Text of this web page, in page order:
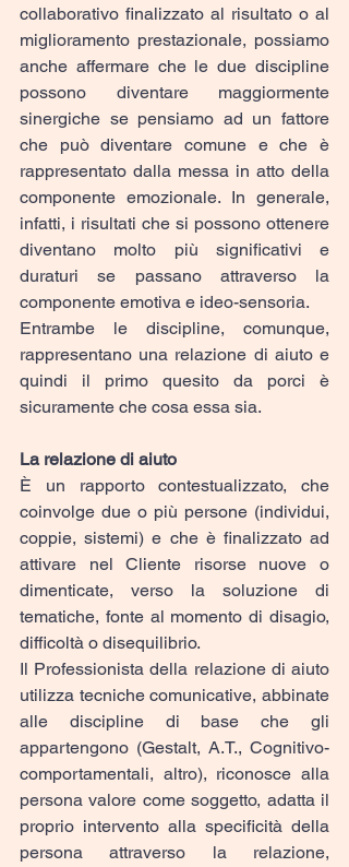
collaborativo finalizzato al risultato o al
miglioramento prestazionale, possiamo
anche affermare che le due discipline
possono diventare maggiormente
sinergiche se pensiamo ad un fattore
che può diventare comune e che è
rappresentato dalla messa in atto della
componente emozionale. In generale,
infatti, i risultati che si possono ottenere
diventano molto più significativi e
duraturi se passano attraverso la
componente emotiva e ideo-sensoria.
Entrambe le discipline, comunque,
rappresentano una relazione di aiuto e
quindi il primo quesito da porci è
sicuramente che cosa essa sia.
La relazione di aiuto
È un rapporto contestualizzato, che
coinvolge due o più persone (individui,
coppie, sistemi) e che è finalizzato ad
attivare nel Cliente risorse nuove o
dimenticate, verso la soluzione di
tematiche, fonte al momento di disagio,
difficoltà o disequilibrio.
Il Professionista della relazione di aiuto
utilizza tecniche comunicative, abbinate
alle discipline di base che gli
appartengono (Gestalt, A.T., Cognitivo-
comportamentali, altro), riconosce alla
persona valore come soggetto, adatta il
proprio intervento alla specificità della
persona attraverso la relazione,